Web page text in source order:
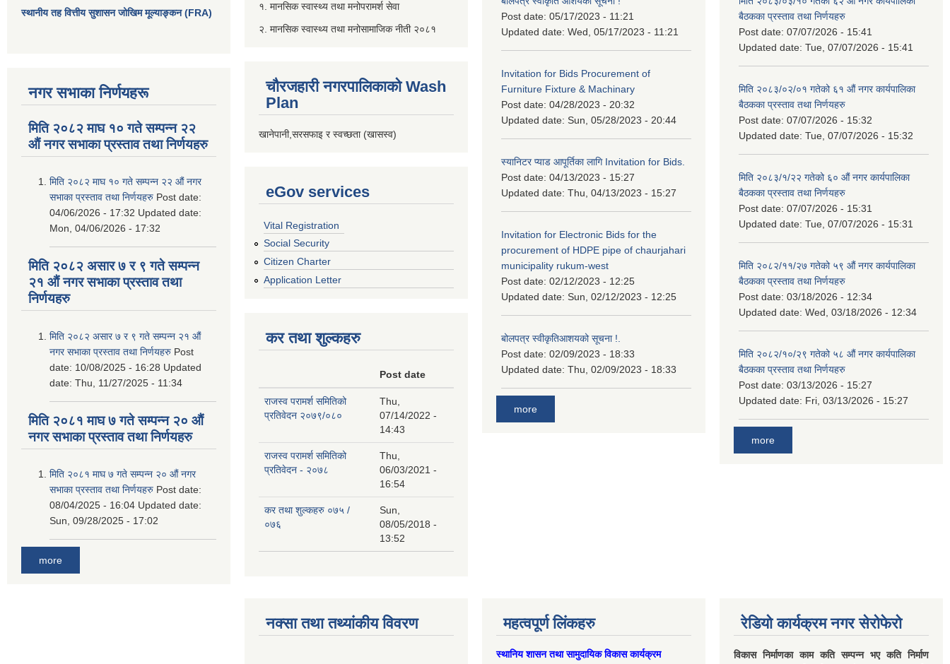
स्थानीय तह वित्तीय सुशासन जोखिम मूल्याङ्कन (FRA)
नगर सभाका निर्णयहरू
मिति २०८२ माघ १० गते सम्पन्न २२
औं नगर सभाका प्रस्ताव तथा निर्णयहरु
मिति २०८२ माघ १० गते सम्पन्न २२ औं नगर
सभाका प्रस्ताव तथा निर्णयहरु Post date:
04/06/2026 - 17:32 Updated date:
Mon, 04/06/2026 - 17:32
मिति २०८२ असार ७ र ९ गते सम्पन्न
२१ औं नगर सभाका प्रस्ताव तथा
निर्णयहरु
मिति २०८२ असार ७ र ९ गते सम्पन्न २१ औं
नगर सभाका प्रस्ताव तथा निर्णयहरु Post
date: 10/08/2025 - 16:28 Updated
date: Thu, 11/27/2025 - 11:34
मिति २०८१ माघ ७ गते सम्पन्न २० औं
नगर सभाका प्रस्ताव तथा निर्णयहरु
मिति २०८१ माघ ७ गते सम्पन्न २० औं नगर
सभाका प्रस्ताव तथा निर्णयहरु Post date:
08/04/2025 - 16:04 Updated date:
Sun, 09/28/2025 - 17:02
more
१. मानसिक स्वास्थ्य तथा मनोपरामर्श सेवा
२. मानसिक स्वास्थ्य तथा मनोसामाजिक नीती २०८१
चौरजहारी नगरपालिकाको Wash
Plan
खानेपानी,सरसफाइ र स्वच्छता (खासस्व)
eGov services
Vital Registration
Social Security
Citizen Charter
Application Letter
कर तथा शुल्कहरु
Post date
राजस्व परामर्श समितिको
प्रतिवेदन २०७९/०८०
Thu,
07/14/2022 -
14:43
राजस्व परामर्श समितिको
प्रतिवेदन - २०७८
Thu,
06/03/2021 -
16:54
कर तथा शुल्कहरु ०७५ /
०७६
Sun,
08/05/2018 -
13:52
Post date: 05/17/2023 - 11:21
Updated date: Wed, 05/17/2023 - 11:21
Invitation for Bids Procurement of
Furniture Fixture & Machinary
Post date: 04/28/2023 - 20:32
Updated date: Sun, 05/28/2023 - 20:44
स्यानिटर प्याड आपूर्तिका लागि Invitation for Bids.
Post date: 04/13/2023 - 15:27
Updated date: Thu, 04/13/2023 - 15:27
Invitation for Electronic Bids for the
procurement of HDPE pipe of chaurjahari
municipality rukum-west
Post date: 02/12/2023 - 12:25
Updated date: Sun, 02/12/2023 - 12:25
बोलपत्र स्वीकृतिआशयको सूचना !.
Post date: 02/09/2023 - 18:33
Updated date: Thu, 02/09/2023 - 18:33
more
बैठकका प्रस्ताव तथा निर्णयहरु
Post date: 07/07/2026 - 15:41
Updated date: Tue, 07/07/2026 - 15:41
मिति २०८३/०२/०१ गतेको ६१ औं नगर कार्यपालिका
बैठकका प्रस्ताव तथा निर्णयहरु
Post date: 07/07/2026 - 15:32
Updated date: Tue, 07/07/2026 - 15:32
मिति २०८३/१/२२ गतेको ६० औं नगर कार्यपालिका
बैठकका प्रस्ताव तथा निर्णयहरु
Post date: 07/07/2026 - 15:31
Updated date: Tue, 07/07/2026 - 15:31
मिति २०८२/११/२७ गतेको ५९ औं नगर कार्यपालिका
बैठकका प्रस्ताव तथा निर्णयहरु
Post date: 03/18/2026 - 12:34
Updated date: Wed, 03/18/2026 - 12:34
मिति २०८२/१०/२९ गतेको ५८ औं नगर कार्यपालिका
बैठकका प्रस्ताव तथा निर्णयहरु
Post date: 03/13/2026 - 15:27
Updated date: Fri, 03/13/2026 - 15:27
more
नक्सा तथा तथ्यांकीय विवरण महत्वपूर्ण लिंकहरु
स्थानिय शासन तथा सामुदायिक विकास कार्यक्रम
रेडियो कार्यक्रम नगर सेरोफेरो
विकास निर्माणका काम कति सम्पन्न भए कति निर्माण